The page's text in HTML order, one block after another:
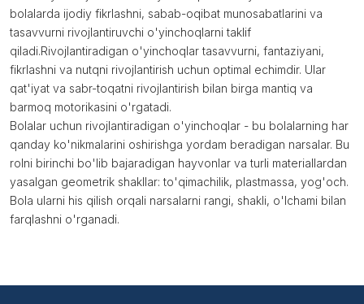
bolalarda ijodiy fikrlashni, sabab-oqibat munosabatlarini va
tasavvurni rivojlantiruvchi o'yinchoqlarni taklif
qiladi.Rivojlantiradigan o'yinchoqlar tasavvurni, fantaziyani,
fikrlashni va nutqni rivojlantirish uchun optimal echimdir. Ular
qat'iyat va sabr-toqatni rivojlantirish bilan birga mantiq va
barmoq motorikasini o'rgatadi.
Bolalar uchun rivojlantiradigan o'yinchoqlar - bu bolalarning har
qanday ko'nikmalarini oshirishga yordam beradigan narsalar. Bu
rolni birinchi bo'lib bajaradigan hayvonlar va turli materiallardan
yasalgan geometrik shakllar: to'qimachilik, plastmassa, yog'och.
Bola ularni his qilish orqali narsalarni rangi, shakli, o'lchami bilan
farqlashni o'rganadi.